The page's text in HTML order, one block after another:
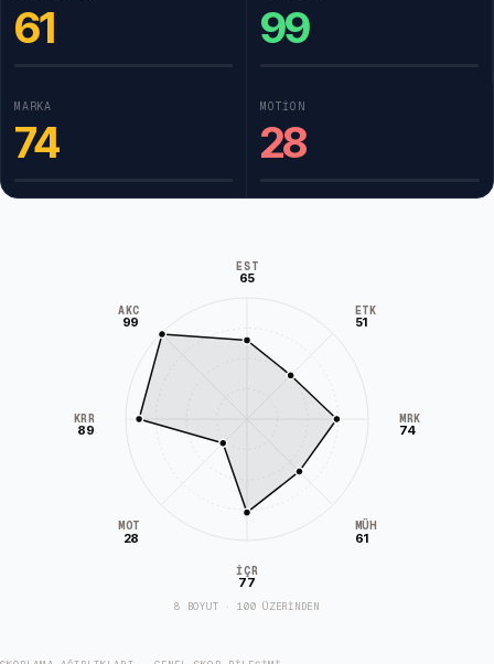
61 99
MARKA
74
MOTION
28
EST
65
ETK
51
MRK
74
MÜH
61
İÇR
77
MOT
28
KRR
89
AKC
99
8 BOYUT · 100 ÜZERİNDEN